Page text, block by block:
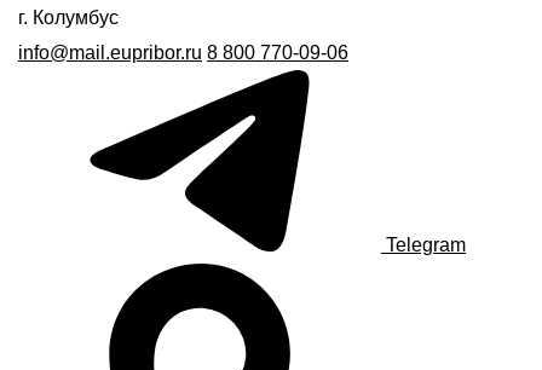
г. Колумбус
info@mail.eupribor.ru 8 800 770-09-06
Telegram